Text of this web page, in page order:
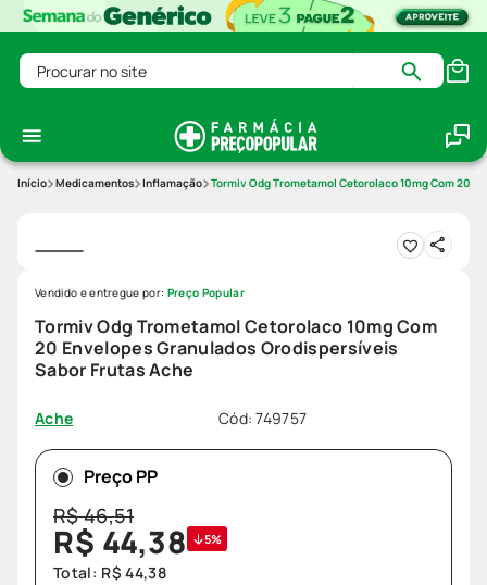
Procurar no site
Medicamentos Inflamação Tormiv Odg Trometamol Cetorolaco 10mg Com 20
Tormiv Odg Trometamol Cetorolaco 10mg Com
20 Envelopes Granulados Orodispersíveis
Sabor Frutas Ache
Ache Cód:749757
Vendido e entregue por: Preço Popular
Preço PP
R$46,51
R$ 44,38 5%
Total: R$ 44,38